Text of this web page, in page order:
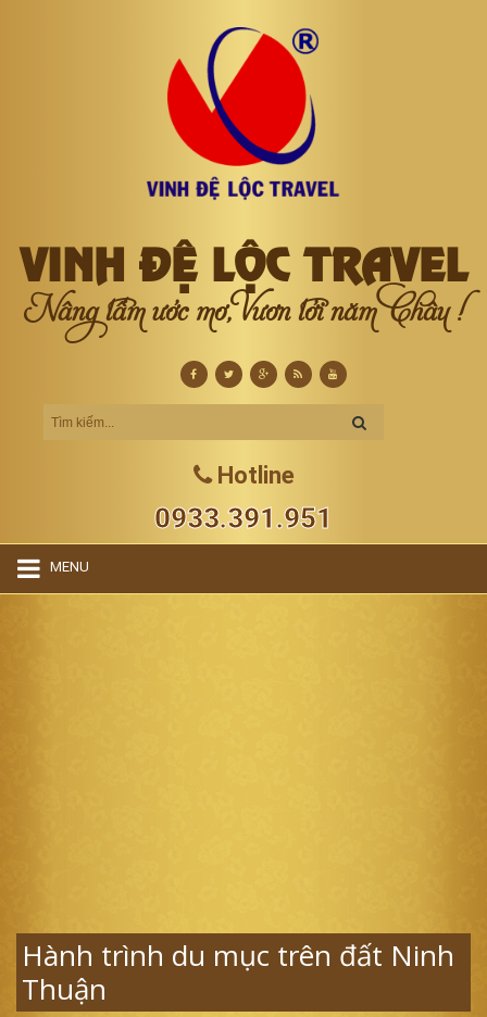
VINH ĐỆ LỘC TRAVEL
Nâng tầm ước mơ, Vươn tới năm Châu !
Hotline
0933.391.951
MENU
Hành trình du mục trên đất Ninh
Thuận